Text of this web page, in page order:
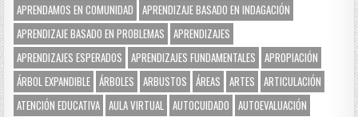
APRENDAMOS EN COMUNIDAD
APRENDIZAJE BASADO EN INDAGACIÓN
APRENDIZAJE BASADO EN PROBLEMAS
APRENDIZAJES
APRENDIZAJES ESPERADOS
APRENDIZAJES FUNDAMENTALES
APROPIACIÓN
ÁRBOL EXPANDIBLE ÁRBOLES ARBUSTOS ÁREAS ARTES
ARTICULACIÓN
ATENCIÓN EDUCATIVA AULA VIRTUAL AUTOCUIDADO
AUTOEVALUACIÓN